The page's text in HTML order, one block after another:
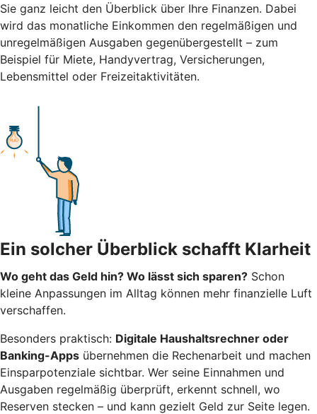
Sie ganz leicht den Überblick über Ihre Finanzen. Dabei
wird das monatliche Einkommen den regelmäßigen und
unregelmäßigen Ausgaben gegenübergestellt – zum
Beispiel für Miete, Handyvertrag, Versicherungen,
Lebensmittel oder Freizeitaktivitäten.
Ein solcher Überblick schafft Klarheit
Wo geht das Geld hin? Wo lässt sich sparen? Schon
kleine Anpassungen im Alltag können mehr finanzielle Luft
verschaffen.
Besonders praktisch: Digitale Haushaltsrechner oder
Banking-Apps übernehmen die Rechenarbeit und machen
Einsparpotenziale sichtbar. Wer seine Einnahmen und
Ausgaben regelmäßig überprüft, erkennt schnell, wo
Reserven stecken – und kann gezielt Geld zur Seite legen.